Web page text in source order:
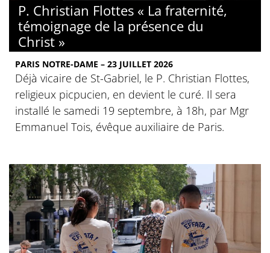
P. Christian Flottes « La fraternité,
témoignage de la présence du
Christ »
PARIS NOTRE-DAME – 23 JUILLET 2026
Déjà vicaire de St-Gabriel, le P. Christian Flottes,
religieux picpucien, en devient le curé. Il sera
installé le samedi 19 septembre, à 18h, par Mgr
Emmanuel Tois, évêque auxiliaire de Paris.